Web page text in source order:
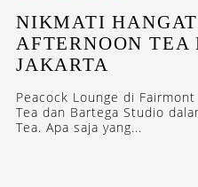
NIKMATI
AFTERNOON
JAKARTA
Peacock Lounge di Fairmont
Tea dan Bartega Studio
Tea. Apa saja yang...